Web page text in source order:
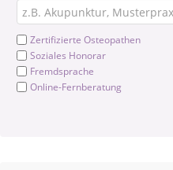
Zertifizierte Osteopathen
Soziales Honorar
Fremdsprache
Online-Fernberatung